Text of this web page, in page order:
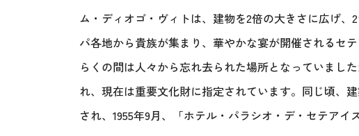
ム・ディオゴ・ヴィトは、建物を2倍の大きさに広げ
パ各地から貴族が集まり、華やかな宴が開催されるセ
らくの間は人々から忘れ去られた場所となっていまし
れ、現在は重要文化財に指定されています。同じ頃、
され、1955年9月、「ホテル・パラシオ・デ・セテアイ